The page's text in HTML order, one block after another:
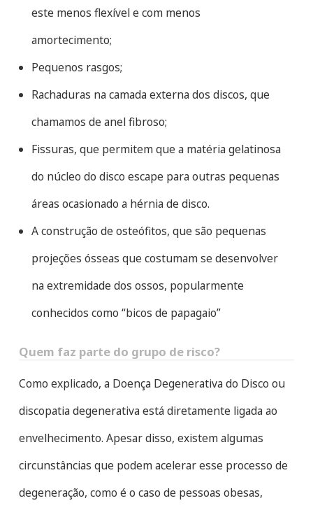
este menos flexível e com menos
amortecimento;
Pequenos rasgos;
Rachaduras na camada externa dos discos, que
chamamos de anel fibroso;
Fissuras, que permitem que a matéria gelatinosa
do núcleo do disco escape para outras pequenas
áreas ocasionado a hérnia de disco.
A construção de osteófitos, que são pequenas
projeções ósseas que costumam se desenvolver
na extremidade dos ossos, popularmente
conhecidos como “bicos de papagaio”
Quem faz parte do grupo de risco?
Como explicado, a Doença Degenerativa do Disco ou
discopatia degenerativa está diretamente ligada ao
envelhecimento. Apesar disso, existem algumas
circunstâncias que podem acelerar esse processo de
degeneração, como é o caso de pessoas obesas,